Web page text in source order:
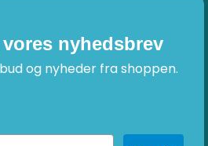
nyhedsbrev
og nyheder fra shoppen.